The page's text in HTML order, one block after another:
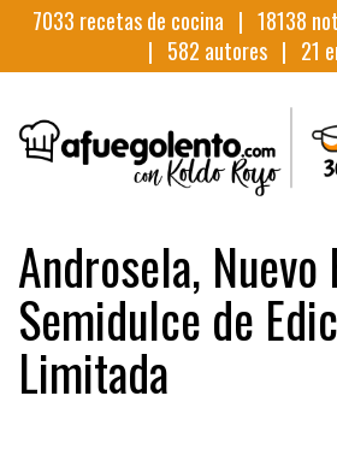
7033 recetas de cocina | 18138
| 582 autores | 21
Androsela, Nuevo
Semidulce de
Limitada